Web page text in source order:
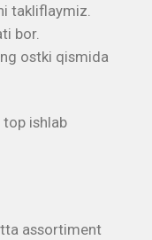
takliflaymiz.
bor.
ostki qismida
top ishlab
assortiment